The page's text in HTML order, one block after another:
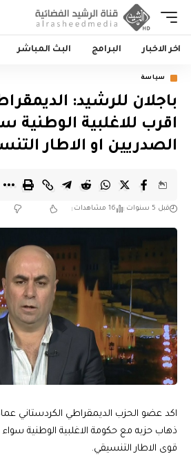
اخر الاخبار البرامج البث المباشر
سياسة
باجلان للرشيد:
اقرب للاغلبية الوطنية
الصدريين او الاطار
قبل 5 سنوات 16 مشاهدات
اكد عضو الحزب الديمقراطي الكردستاني
ذهاب حزبه مع حكومة الاغلبية الوطنية سواء
قوى الاطار التنسيقي.